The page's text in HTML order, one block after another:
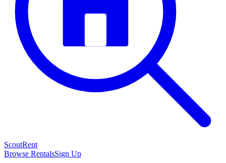
ScoutRent
Browse RentalsSign Up